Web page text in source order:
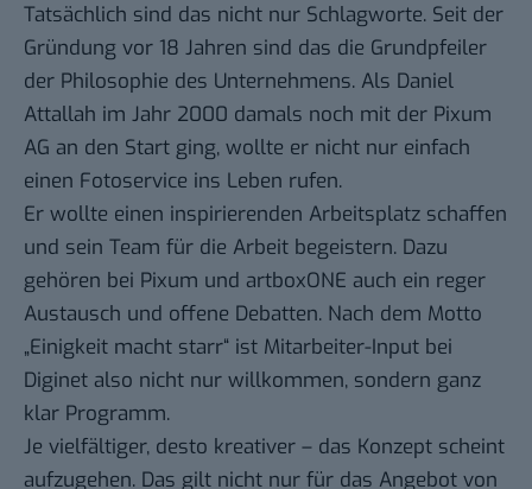
Tatsächlich sind das nicht nur Schlagworte. Seit der
Gründung vor 18 Jahren sind das die Grundpfeiler
der Philosophie des Unternehmens. Als Daniel
Attallah im Jahr 2000 damals noch mit der Pixum
AG an den Start ging, wollte er nicht nur einfach
einen Fotoservice ins Leben rufen.
Er wollte einen inspirierenden Arbeitsplatz schaffen
und sein Team für die Arbeit begeistern. Dazu
gehören bei Pixum und artboxONE auch ein reger
Austausch und offene Debatten. Nach dem Motto
„Einigkeit macht starr“ ist Mitarbeiter-Input bei
Diginet also nicht nur willkommen, sondern ganz
klar Programm.
Je vielfältiger, desto kreativer – das Konzept scheint
aufzugehen. Das gilt nicht nur für das Angebot von